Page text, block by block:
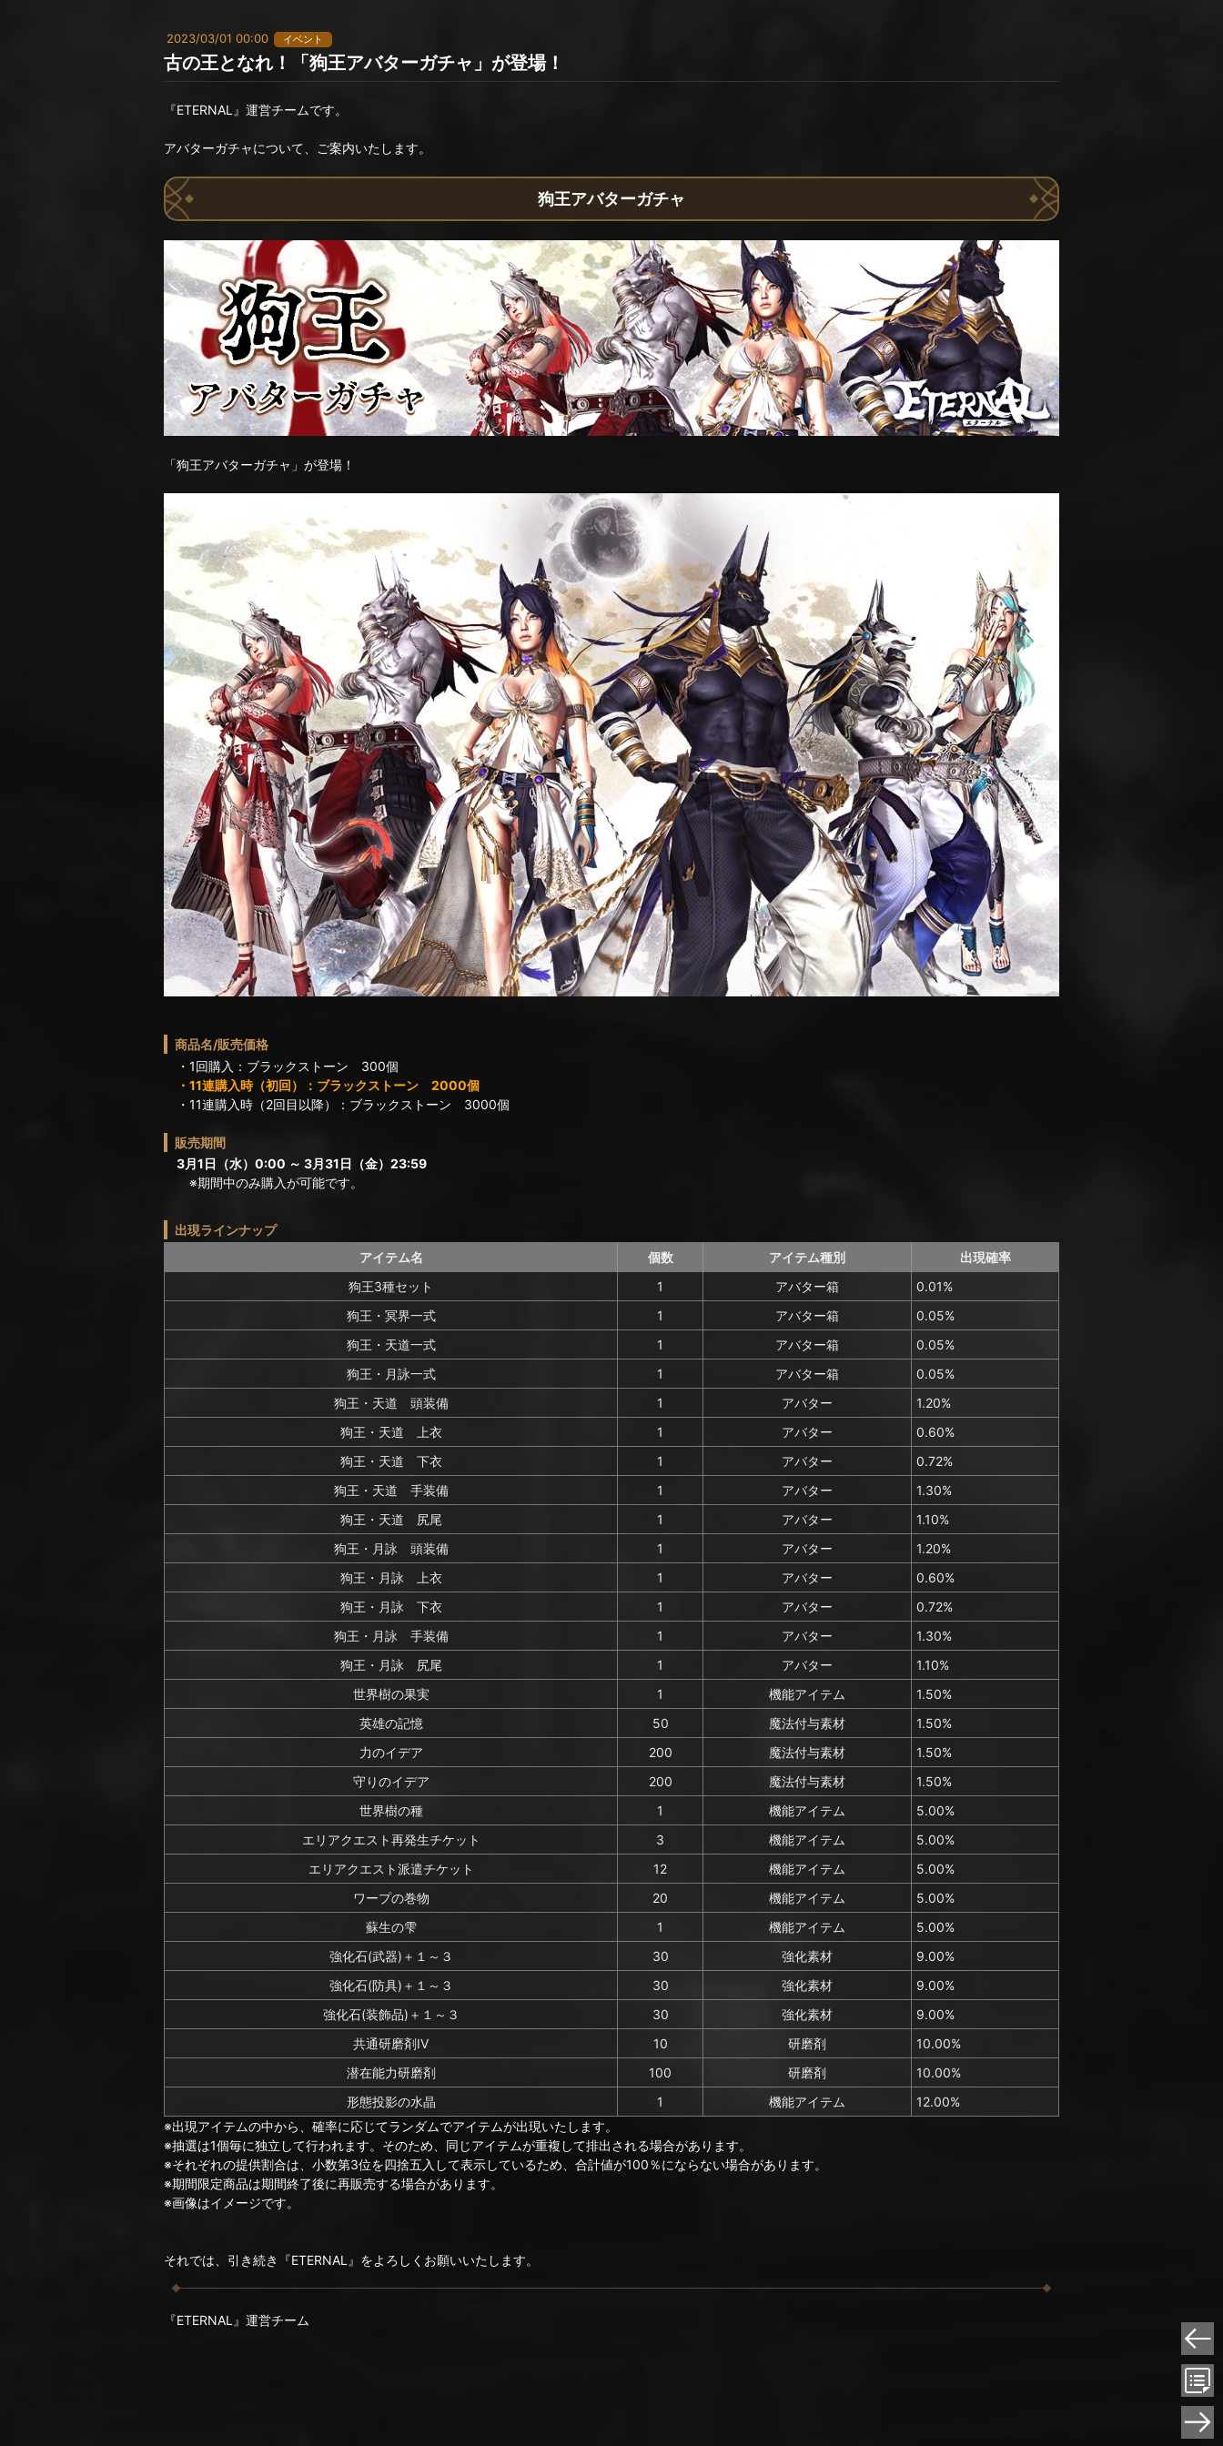
2023/03/01 00:00 イベント
古の王となれ！「狗王アバターガチャ」が登場！
『ETERNAL』運営チームです。
アバターガチャについて、ご案内いたします。
狗王アバターガチャ
「狗王アバターガチャ」が登場！
商品名/販売価格
・1回購入：ブラックストーン 300個
・11連購入時（初回）：ブラックストーン 2000個
・11連購入時（2回目以降）：ブラックストーン 3000個
販売期間
3月1日（水）0:00 ～ 3月31日（金）23:59
※期間中のみ購入が可能です。
出現ラインナップ
アイテム名
個数 アイテム種別
出現確率
狗王3種セット
1 アバター箱
0.01%
狗王・冥界一式
1 アバター箱
0.05%
狗王・天道一式
1 アバター箱
0.05%
狗王・月詠一式
1 アバター箱
0.05%
狗王・天道 頭装備
1 アバター
1.20%
狗王・天道 上衣
1 アバター
0.60%
狗王・天道 下衣
1 アバター
0.72%
狗王・天道 手装備
1 アバター
1.30%
狗王・天道 尻尾
1 アバター
1.10%
狗王・月詠 頭装備
1 アバター
1.20%
狗王・月詠 上衣
1 アバター
0.60%
狗王・月詠 下衣
1 アバター
0.72%
狗王・月詠 手装備
1 アバター
1.30%
狗王・月詠 尻尾
1 アバター
1.10%
世界樹の果実
1 機能アイテム
1.50%
英雄の記憶
50 魔法付与素材
1.50%
力のイデア
200 魔法付与素材
1.50%
守りのイデア
200 魔法付与素材
1.50%
世界樹の種
1 機能アイテム
5.00%
エリアクエスト再発生チケット
3 機能アイテム
5.00%
エリアクエスト派遣チケット
12 機能アイテム
5.00%
ワープの巻物
20 機能アイテム
5.00%
蘇生の雫
1 機能アイテム
5.00%
強化石(武器)＋１～３
30 強化素材
9.00%
強化石(防具)＋１～３
30 強化素材
9.00%
強化石(装飾品)＋１～３
30 強化素材
9.00%
共通研磨剤IV
10 研磨剤
10.00%
潜在能力研磨剤
100 研磨剤
10.00%
形態投影の水晶
1 機能アイテム
12.00%
※出現アイテムの中から、確率に応じてランダムでアイテムが出現いたします。
※抽選は1個毎に独立して行われます。そのため、同じアイテムが重複して排出される場合があります。
※それぞれの提供割合は、小数第3位を四捨五入して表示しているため、合計値が100％にならない場合があります。
※期間限定商品は期間終了後に再販売する場合があります。
※画像はイメージです。
それでは、引き続き『ETERNAL』をよろしくお願いいたします。
『ETERNAL』運営チーム